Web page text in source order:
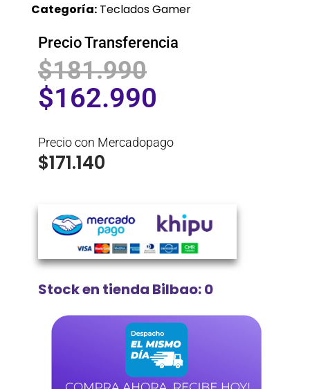
Categoría: Teclados Gamer
Precio Transferencia
$181.990
$162.990
Precio con Mercadopago
$171.140
Stock en tienda Bilbao: 0